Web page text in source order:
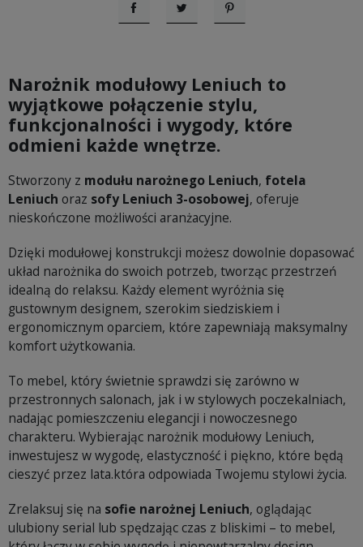
UdostępnijTweetujPinterest
Narożnik modułowy Leniuch to
wyjątkowe połączenie stylu,
funkcjonalności i wygody, które
odmieni każde wnętrze.
Stworzony z modułu narożnego Leniuch, fotela
Leniuch oraz sofy Leniuch 3-osobowej, oferuje
nieskończone możliwości aranżacyjne.
Dzięki modułowej konstrukcji możesz dowolnie dopasować
układ narożnika do swoich potrzeb, tworząc przestrzeń
idealną do relaksu. Każdy element wyróżnia się
gustownym designem, szerokim siedziskiem i
ergonomicznym oparciem, które zapewniają maksymalny
komfort użytkowania.
To mebel, który świetnie sprawdzi się zarówno w
przestronnych salonach, jak i w stylowych poczekalniach,
nadając pomieszczeniu elegancji i nowoczesnego
charakteru. Wybierając narożnik modułowy Leniuch,
inwestujesz w wygodę, elastyczność i piękno, które będą
cieszyć przez lata.która odpowiada Twojemu stylowi życia.
Zrelaksuj się na sofie narożnej Leniuch, oglądając
ulubiony serial lub spędzając czas z bliskimi – to mebel,